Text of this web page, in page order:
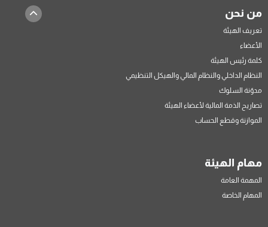
من نحن
تعريف الهيئة
الأعضاء
كلمة رئيس الهيئة
النظام الداخلي والنظام المالي والهيكل التنظيمي
مدوّنة السلوك
تصاريح الذمة المالية لأعضاء الهيئة
الموازنة وقطع الحساب
مهام الهيئة
المهمة العامة
المهام الخاصة